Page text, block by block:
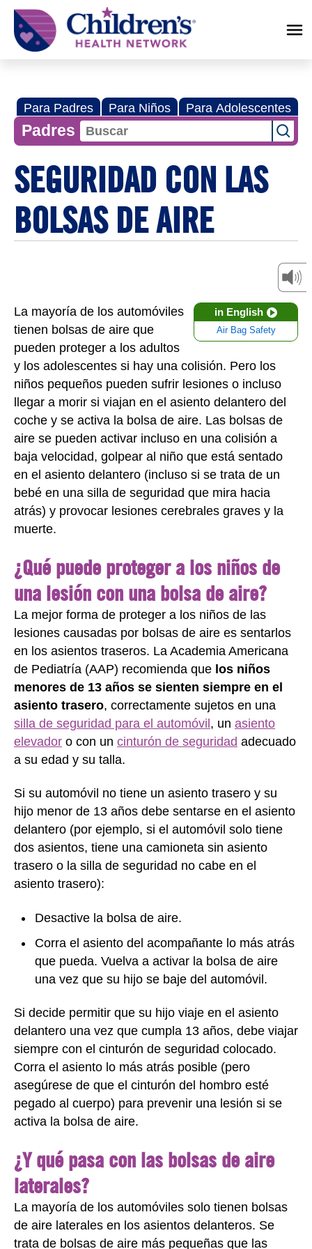
Children's
Health
Network
Para Padres Para Niños Para Adolescentes
Padres
SEGURIDAD CON LAS
BOLSAS DE AIRE
in English
Air Bag Safety
La mayoría de los automóviles
tienen bolsas de aire que
pueden proteger a los adultos
y los adolescentes si hay una colisión. Pero los
niños pequeños pueden sufrir lesiones o incluso
llegar a morir si viajan en el asiento delantero del
coche y se activa la bolsa de aire. Las bolsas de
aire se pueden activar incluso en una colisión a
baja velocidad, golpear al niño que está sentado
en el asiento delantero (incluso si se trata de un
bebé en una silla de seguridad que mira hacia
atrás) y provocar lesiones cerebrales graves y la
muerte.
¿Qué puede proteger a los niños de
una lesión con una bolsa de aire?
La mejor forma de proteger a los niños de las
lesiones causadas por bolsas de aire es sentarlos
en los asientos traseros. La Academia Americana
de Pediatría (AAP) recomienda que los niños
menores de 13 años se sienten siempre en el
asiento trasero, correctamente sujetos en una
silla de seguridad para el automóvil, un asiento
elevador o con un cinturón de seguridad adecuado
a su edad y su talla.
Si su automóvil no tiene un asiento trasero y su
hijo menor de 13 años debe sentarse en el asiento
delantero (por ejemplo, si el automóvil solo tiene
dos asientos, tiene una camioneta sin asiento
trasero o la silla de seguridad no cabe en el
asiento trasero):
Desactive la bolsa de aire.
Corra el asiento del acompañante lo más atrás
que pueda. Vuelva a activar la bolsa de aire
una vez que su hijo se baje del automóvil.
Si decide permitir que su hijo viaje en el asiento
delantero una vez que cumpla 13 años, debe viajar
siempre con el cinturón de seguridad colocado.
Corra el asiento lo más atrás posible (pero
asegúrese de que el cinturón del hombro esté
pegado al cuerpo) para prevenir una lesión si se
activa la bolsa de aire.
¿Y qué pasa con las bolsas de aire
laterales?
La mayoría de los automóviles solo tienen bolsas
de aire laterales en los asientos delanteros. Se
trata de bolsas de aire más pequeñas que las